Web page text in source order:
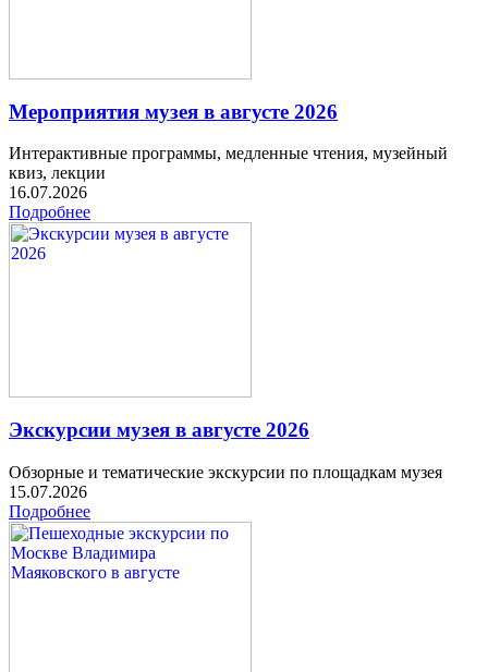
Мероприятия музея в августе 2026
Интерактивные программы, медленные чтения, музейный
квиз, лекции
16.07.2026
Подробнее
Экскурсии музея в августе 2026
Обзорные и тематические экскурсии по площадкам музея
15.07.2026
Подробнее